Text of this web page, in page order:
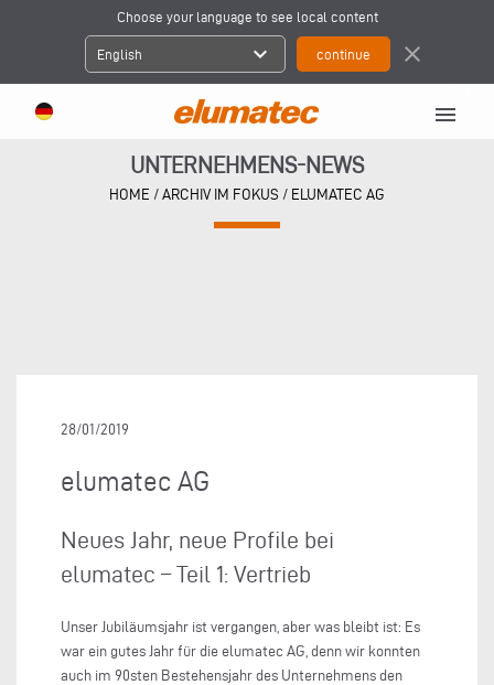
Choose your language to see local content
English expand_more close
menu
UNTERNEHMENS-NEWS
HOME / ARCHIV IM FOKUS / ELUMATEC AG
28/01/2019
elumatec AG
Neues Jahr, neue Profile bei
elumatec – Teil 1: Vertrieb
Unser Jubiläumsjahr ist vergangen, aber was bleibt ist: Es
war ein gutes Jahr für die elumatec AG, denn wir konnten
auch im 90sten Bestehensjahr des Unternehmens den